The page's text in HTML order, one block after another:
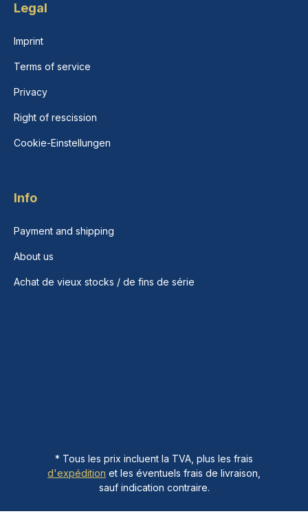
Legal
Imprint
Terms of service
Privacy
Right of rescission
Cookie-Einstellungen
Info
Payment and shipping
About us
Achat de vieux stocks / de fins de série
* Tous les prix incluent la TVA, plus les frais
d'expédition et les éventuels frais de livraison,
sauf indication contraire.